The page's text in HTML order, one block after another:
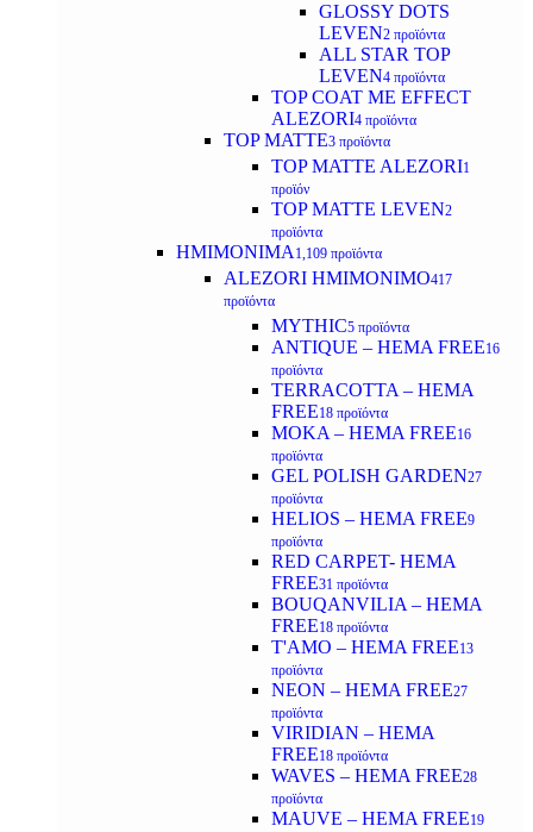
GLOSSY DOTS
LEVEN2 προϊόντα
ALL STAR TOP
LEVEN4 προϊόντα
TOP COAT ME EFFECT
ALEZORI4 προϊόντα
TOP MATTE3 προϊόντα
TOP MATTE ALEZORI1
προϊόν
TOP MATTE LEVEN2
προϊόντα
ΗΜΙΜΟΝΙΜΑ 1,109 προϊόντα
ALEZORI ΗΜΙΜΟΝΙΜΟ417
προϊόντα
MYTHIC5 προϊόντα
ANTIQUE – HEMA FREE16
προϊόντα
TERRACOTTA – HEMA
FREE18 προϊόντα
MOKA – HEMA FREE16
προϊόντα
GEL POLISH GARDEN27
προϊόντα
HELIOS – HEMA FREE9
προϊόντα
RED CARPET- HEMA
FREE31 προϊόντα
BOUQANVILIA – HEMA
FREE18 προϊόντα
T'AMO – HEMA FREE13
προϊόντα
NEON – HEMA FREE27
προϊόντα
VIRIDIAN – HEMA
FREE18 προϊόντα
WAVES – HEMA FREE28
προϊόντα
MAUVE – HEMA FREE19